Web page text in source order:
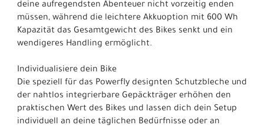
deine aufregendsten Abenteuer nicht vorzeitig enden
müssen, während die leichtere Akkuoption mit 600 Wh
Kapazität das Gesamtgewicht des Bikes senkt und ein
wendigeres Handling ermöglicht.
Individualisiere dein Bike
Die speziell für das Powerfly designten Schutzbleche und
der nahtlos integrierbare Gepäckträger erhöhen den
praktischen Wert des Bikes und lassen dich dein Setup
individuell an deine täglichen Bedürfnisse oder an